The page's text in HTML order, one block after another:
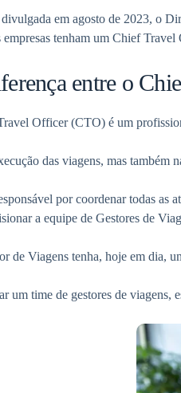
divulgada em agosto de 2023, o
empresas tenham um Chief
entre o
Officer (CTO) é um
das viagens, mas
por coordenar todas as
a equipe de Gestores de
de Viagens tenha, hoje em dia,
um time de gestores de viagens,